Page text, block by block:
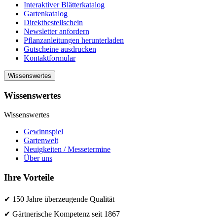
Interaktiver Blätterkatalog
Gartenkatalog
Direktbestellschein
Newsletter anfordern
Pflanzanleitungen herunterladen
Gutscheine ausdrucken
Kontaktformular
Wissenswertes
Wissenswertes
Wissenswertes
Gewinnspiel
Gartenwelt
Neuigkeiten / Messetermine
Über uns
Ihre Vorteile
✔ 150 Jahre überzeugende Qualität
✔ Gärtnerische Kompetenz seit 1867